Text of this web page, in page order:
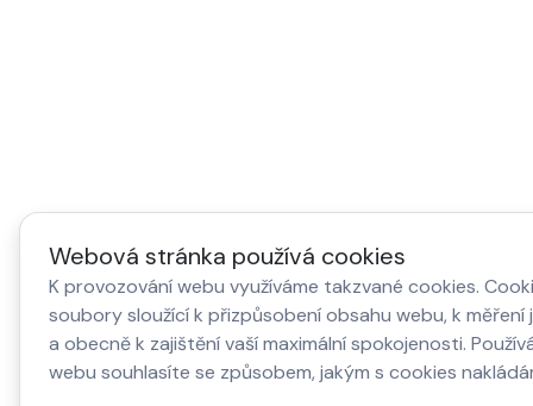
Webová stránka používá cookies
K provozování webu využíváme takzvané cookies.
soubory sloužící k přizpůsobení obsahu webu, k
a obecně k zajištění vaší maximální spokojenosti.
webu souhlasíte se způsobem, jakým s cookies